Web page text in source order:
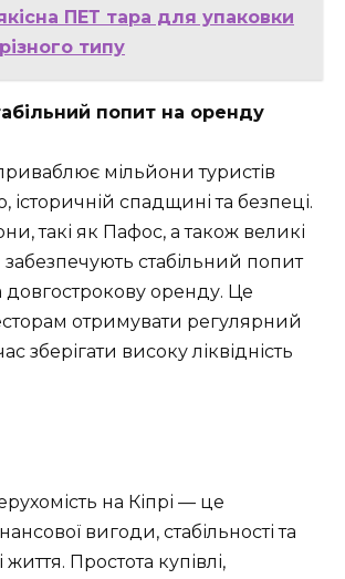
ПЕТ тара для упаковки
типу
попит на оренду
мільйони туристів
спадщині та безпеці.
такі як Пафос, а також великі
забезпечують стабільний попит
довгострокову оренду. Це
отримувати регулярний
зберігати високу ліквідність
на Кіпрі — це
вигоди, стабільності та
життя. Простота купівлі,